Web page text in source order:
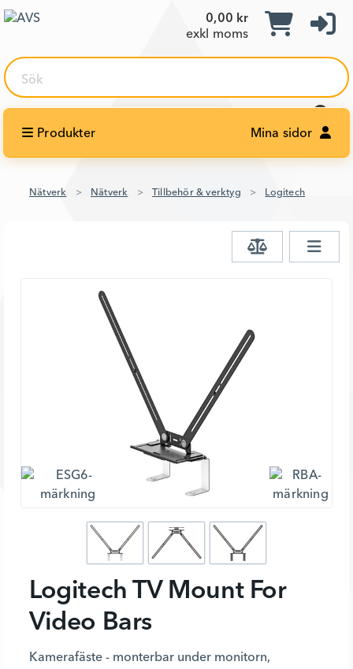
0,00 kr
exkl moms
Sök
Produkter Mina sidor
Nätverk Nätverk Tillbehör & verktyg Logitech
Logitech TV Mount For
Video Bars
Kamerafäste - monterbar under monitorn,